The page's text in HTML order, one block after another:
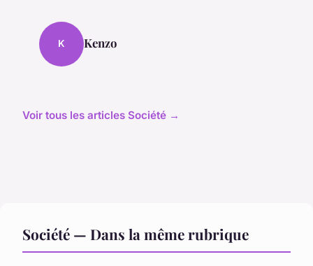
K Kenzo
Voir tous les articles Société →
Société — Dans la même rubrique